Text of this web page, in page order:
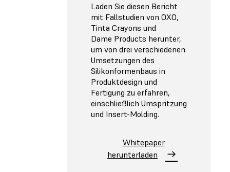
Laden Sie diesen Bericht
mit Fallstudien von OXO,
Tinta Crayons und
Dame Products herunter,
um von drei verschiedenen
Umsetzungen des
Silikonformenbaus in
Produktdesign und
Fertigung zu erfahren,
einschließlich Umspritzung
und Insert-Molding.
Whitepaper
herunterladen